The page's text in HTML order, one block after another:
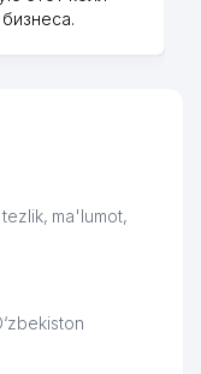
ma'lumot,